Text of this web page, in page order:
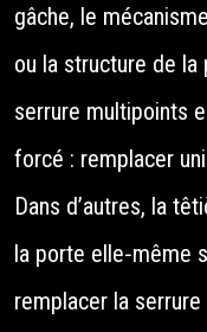
gâche, le
ou la structure de la
serrure multipoints
forcé : remplacer
Dans d’autres, la
la porte elle‑même
remplacer la